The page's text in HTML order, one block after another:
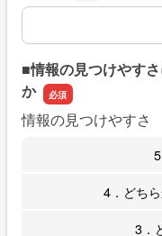
上記のように回答さ
■情報の見つけやす
か
情報の見つけやすさ
4．どち
3．